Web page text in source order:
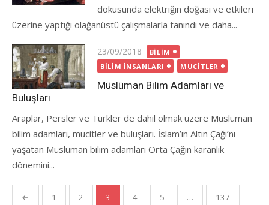
dokusunda elektriğin doğası ve etkileri
üzerine yaptığı olağanüstü çalışmalarla tanındı ve daha...
Posted
on
23/09/2018
BILIM
BILIM İNSANLARI
MUCITLER
Müslüman Bilim Adamları ve
Buluşları
Araplar, Persler ve Türkler de dahil olmak üzere Müslüman
bilim adamları, mucitler ve buluşları. İslam’ın Altın Çağı’nı
yaşatan Müslüman bilim adamları Orta Çağın karanlık
dönemini...
Yazı
← 1 2 3 4 5 … 137